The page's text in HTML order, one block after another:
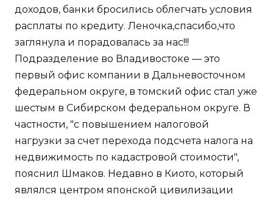
доходов, банки бросились облегчать условия
расплаты по кредиту. Леночка,спасибо,что
заглянула и порадовалась за нас!!!
Подразделение во Владивостоке — это
первый офис компании в Дальневосточном
федеральном округе, в томский офис стал уже
шестым в Сибирском федеральном округе. В
частности, "с повышением налоговой
нагрузки за счет перехода подсчета налога на
недвижимость по кадастровой стоимости",
пояснил Шмаков. Недавно в Киото, который
являлся центром японской цивилизации